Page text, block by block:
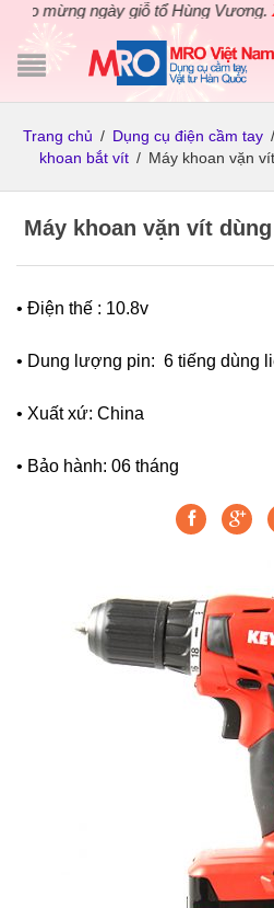
mừng ngày giỗ tổ Hùng Vương.Xả
Trang chủ / Dụng cụ điện cầm tay /
khoan bắt vít / Máy khoan vặn
Máy khoan vặn vít
• Điện thế : 10.8v
• Dung lượng pin: 6 tiếng dùng
• Xuất xứ: China
• Bảo hành: 06 tháng